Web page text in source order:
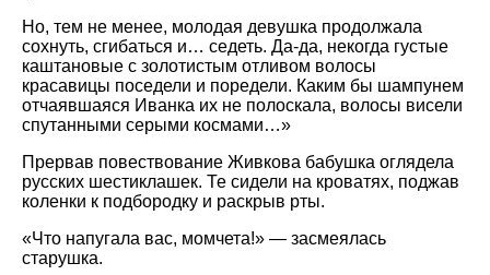
Но, тем не менее, молодая девушка продолжала
сохнуть, сгибаться и… седеть. Да-да, некогда густые
каштановые с золотистым отливом волосы
красавицы поседели и поредели. Каким бы шампунем
отчаявшаяся Иванка их не полоскала, волосы висели
спутанными серыми космами…»
Прервав повествование Живкова бабушка оглядела
русских шестиклашек. Те сидели на кроватях, поджав
коленки к подбородку и раскрыв рты.
«Что напугала вас, момчета!» — засмеялась
старушка.